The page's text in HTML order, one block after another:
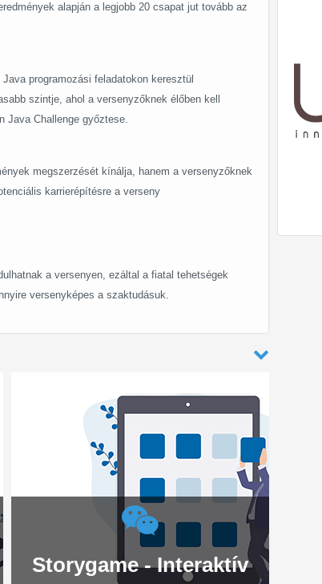
alapján a legjobb 20 csapat jut tovább az
programozási feladatokon keresztül
szintje, ahol a versenyzőknek élőben kell
Java Challenge győztese.
megszerzését kínálja, hanem a versenyzőknek
karrierépítésre a verseny
a versenyen, ezáltal a fiatal tehetségek
versenyképes a szaktudásuk.
Storygame - Interaktív